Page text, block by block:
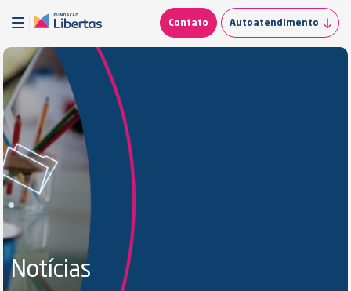
Contato Autoatendimento
Notícias